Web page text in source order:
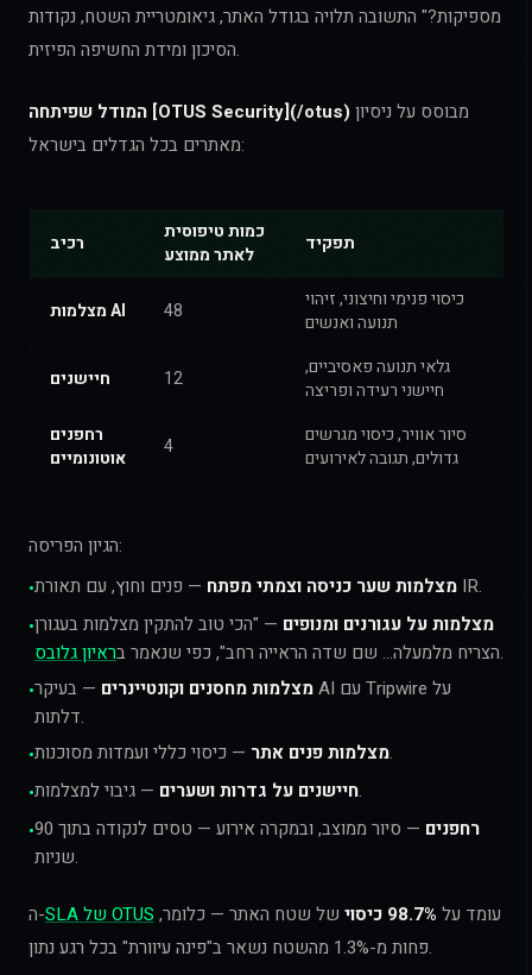
מספיקות?" התשובה תלויה בגודל האתר, גיאומטריית השטח, נקודות
הסיכון ומידת החשיפה הפיזית.
המודל שפיתחה [OTUS Security](/otus)
מאתרים בכל הגדלים בישראל:
רכיב
כמות טיפוסית
לאתר ממוצע
תפקיד
מצלמות AI 48
כיסוי פנימי וחיצוני, זיהוי
תנועה ואנשים
חיישנים 12
גלאי תנועה פאסיביים,
חיישני רעידה ופריצה
רחפנים
אוטונומיים
4
סיור אוויר, כיסוי מגרשים
גדולים, תגובה לאירועים
הגיון הפריסה:
•
מצלמות שער כניסה וצמתי מפתח — פנים וחוץ, עם תאורת IR.
•
מצלמות על עגורנים ומנופים — "הכי טוב להתקין מצלמות בעגורן
הצריח מלמעלה… שם שדה הראייה רחב", כפי שנאמר בראיון גלובס
.
•
מצלמות מחסנים וקונטיינרים — בעיקר AI עם Tripwire על
דלתות.
•
מצלמות פנים אתר— כיסוי כללי ועמדות מסוכנות.
•
חיישנים על גדרות ושערים— גיבוי למצלמות.
•
רחפנים
— סיור ממוצב, ובמקרה אירוע — טסים לנקודה בתוך 90
שניות.
ה- SLA של OTUS עומד על 98.7% כיסוי
של שטח האתר — כלומר,
פחות מ-1.3% מהשטח נשאר ב"פינה עיוורת" בכל רגע נתון.